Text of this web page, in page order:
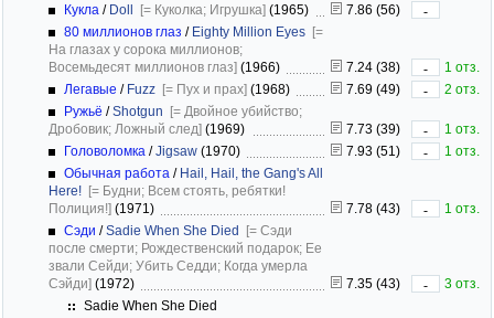
Кукла / Doll [= Куколка; Игрушка] (1965) 7.86 (56)
-
80 миллионов глаз / Eighty Million Eyes [=
На глазах у сорока миллионов;
Восемьдесят миллионов глаз] (1966) 7.24 (38) -
1 отз.
Легавые / Fuzz [= Пух и прах] (1968) 7.69 (49) -
2 отз.
Ружьё /Shotgun [= Двойное убийство;
Дробовик; Ложный след] (1969) 7.73 (39) -
1 отз.
Головоломка /Jigsaw (1970) 7.93 (51) -
1 отз.
Обычная работа / Hail, Hail, the Gang's All
Here! [= Будни; Всем стоять, ребятки!
Полиция!] (1971) 7.78 (43) -
1 отз.
Сэди /Sadie When She Died [= Сэди
после смерти; Рождественский подарок; Ее
звали Сейди; Убить Седди; Когда умерла
Сэйди] (1972) 7.35 (43) -
3 отз.
Sadie When She Died